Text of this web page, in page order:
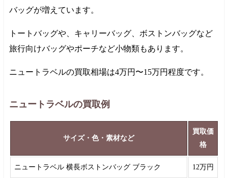
バッグが増えています。
トートバッグや、キャリーバッグ、ボストンバッグなど
旅行向けバッグやポーチなど小物類もあります。
ニュートラベルの買取相場は4万円 〜15万円程度です。
ニュートラベルの買取例
サイズ・色・素材など
買取価
格
ニュートラベル 横長ボストンバッグ ブラック 12万円